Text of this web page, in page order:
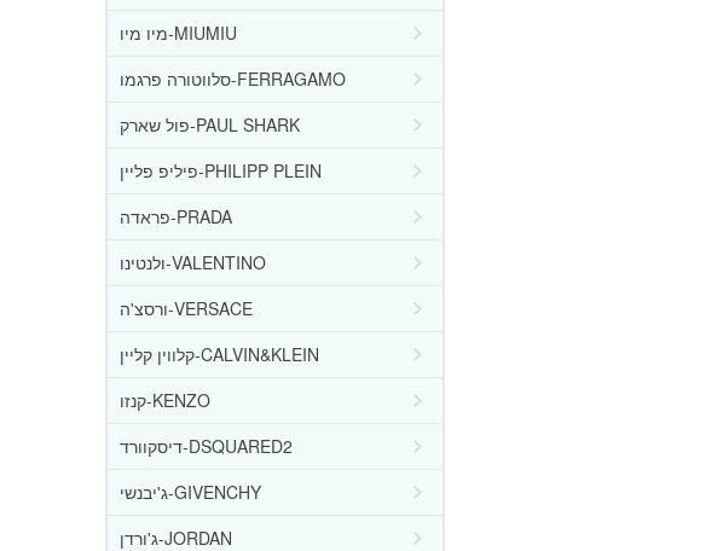
מיו מיו-MIUMIU
סלווטורה פרגמו-FERRAGAMO
פול שארק-PAUL SHARK
פיליפ פליין-PHILIPP PLEIN
פראדה-PRADA
ולנטינו-VALENTINO
ורסצ'ה-VERSACE
קלווין קליין-CALVIN&KLEIN
קנזו-KENZO
דיסקוורד-DSQUARED2
ג'יבנשי-GIVENCHY
ג'ורדן-JORDAN